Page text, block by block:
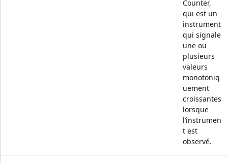
Counter,
qui est un
instrument
qui signale
une ou
plusieurs
valeurs
monotoniq
uement
croissantes
lorsque
l’instrumen
t est
observé.